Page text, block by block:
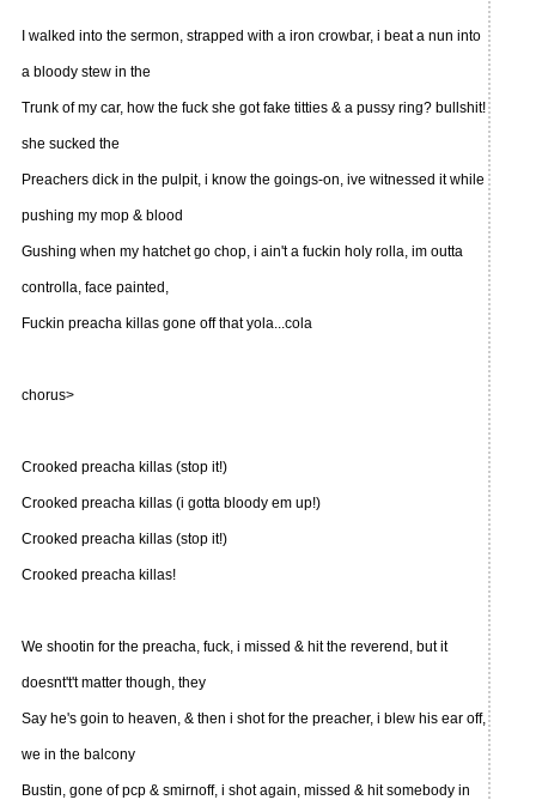
I walked into the sermon, strapped with a iron crowbar, i beat a nun into
a bloody stew in the
Trunk of my car, how the fuck she got fake titties & a pussy ring? bullshit!
she sucked the
Preachers dick in the pulpit, i know the goings-on, ive witnessed it while
pushing my mop & blood
Gushing when my hatchet go chop, i ain't a fuckin holy rolla, im outta
controlla, face painted,
Fuckin preacha killas gone off that yola...cola
chorus>
Crooked preacha killas (stop it!)
Crooked preacha killas (i gotta bloody em up!)
Crooked preacha killas (stop it!)
Crooked preacha killas!
We shootin for the preacha, fuck, i missed & hit the reverend, but it
doesnt't't matter though, they
Say he's goin to heaven, & then i shot for the preacher, i blew his ear off,
we in the balcony
Bustin, gone of pcp & smirnoff, i shot again, missed & hit somebody in